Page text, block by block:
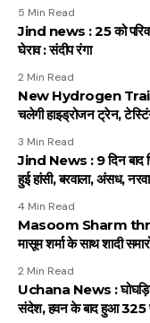
5 Min Read
Jind news : 25 को
घेराव : संदीप रंगा
2 Min Read
New Hydrogen Train :
चलेगी हाइड्रोजन ट्रेन,
3 Min Read
Jind News : 9 दिन
हुई हांसी, बरवाला, अंसध,
4 Min Read
Masoom Sharm
मासूम शर्मा के साथ शादी
2 Min Read
Uchana News :
संदेश, हवन के बाद हुआ 325